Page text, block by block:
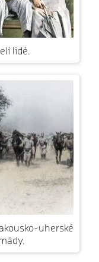
lidé.
uherské